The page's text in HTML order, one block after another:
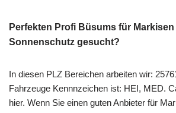
Perfekten Profi Büsums für Markisen
Sonnenschutz gesucht?
In diesen PLZ Bereichen arbeiten wir:
Fahrzeuge Kennnzeichen ist: HEI, MED.
hier. Wenn Sie einen guten Anbieter für